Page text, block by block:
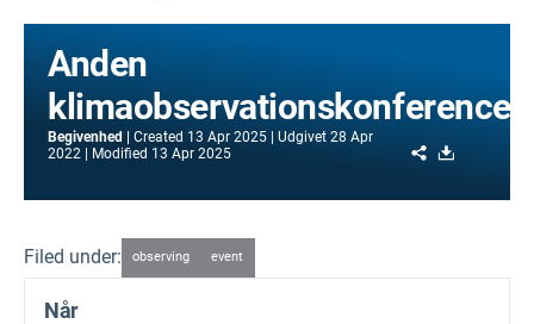
Anden
klimaobservationskonference
Begivenhed Created 13 Apr 2025 Udgivet 28 Apr
2022
Modified 13 Apr 2025 Share
Filed under: observing event
Når